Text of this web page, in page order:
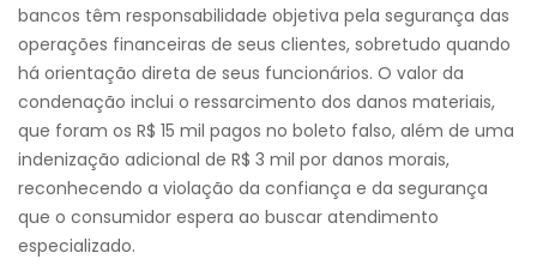
bancos têm responsabilidade objetiva pela segurança das
operações financeiras de seus clientes, sobretudo quando
há orientação direta de seus funcionários. O valor da
condenação inclui o ressarcimento dos danos materiais,
que foram os R$ 15 mil pagos no boleto falso, além de uma
indenização adicional de R$ 3 mil por danos morais,
reconhecendo a violação da confiança e da segurança
que o consumidor espera ao buscar atendimento
especializado.